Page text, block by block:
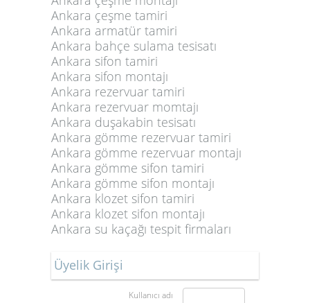
Ankara çeşme tamiri
Ankara armatür tamiri
Ankara bahçe sulama tesisatı
Ankara sifon tamiri
Ankara sifon montajı
Ankara rezervuar tamiri
Ankara rezervuar momtajı
Ankara duşakabin tesisatı
Ankara gömme rezervuar tamiri
Ankara gömme rezervuar montajı
Ankara gömme sifon tamiri
Ankara gömme sifon montajı
Ankara klozet sifon tamiri
Ankara klozet sifon montajı
Ankara su kaçağı tespit firmaları
Üyelik Girişi
Kullanıcı adı